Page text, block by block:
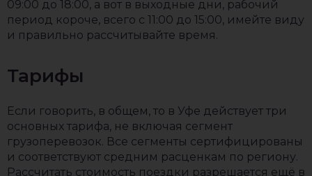
09:00 до 18:00, а вот в выходные дни, рабочий
период короче, всего с 11:00 до 15:00, имейте виду
и правильно рассчитывайте время.
Тарифы
Если говорить, в общем, то в Уфе действует три
основных тарифа, не включая сегмент
грузоперевозок. Все сегменты сертифицированы
и соответствуют средним расценкам по региону.
Рассчитать стоимость поездки разрешается ещё в